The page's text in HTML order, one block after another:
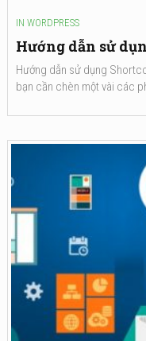
IN WORDPRESS
Hướng dẫn sử
Hướng dẫn sử dụng
bạn cần chèn một vài các